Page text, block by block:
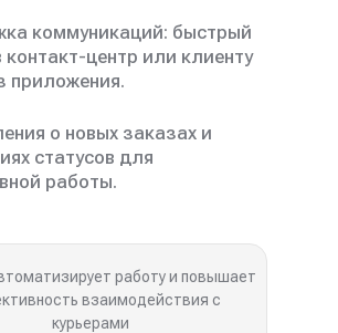
коммуникаций: быстрый
контакт-центр или клиенту
приложения.
о новых заказах и
статусов для
работы.
работу и повышает
взаимодействия с
курьерами